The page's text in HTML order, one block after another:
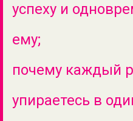
успеху и
ему;
почему каждый
упираетесь в